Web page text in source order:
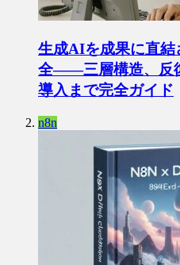
生成AIを成果に直結
全——三層構造、反
導入まで完全ガイド
n8n